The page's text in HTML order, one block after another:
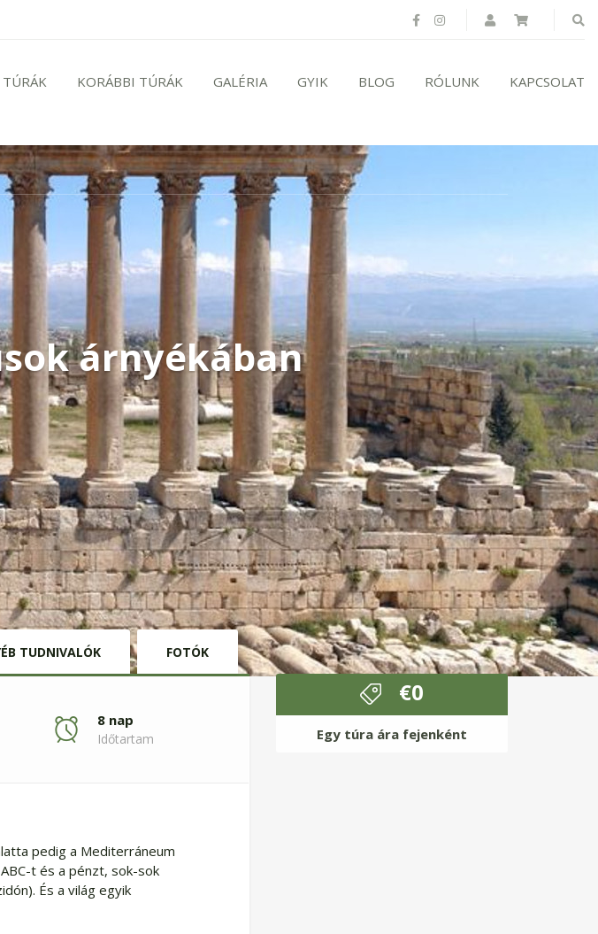
TÚRÁK KORÁBBI TÚRÁK GALÉRIA GYIK BLOG RÓLUNK KAPCSOLAT
árnyékában
TUDNIVALÓK FOTÓK
8 nap
Időtartam
pedig a Mediterráneum
t és a pénzt, sok-sok
És a világ egyik
€0
Egy túra ára fejenként